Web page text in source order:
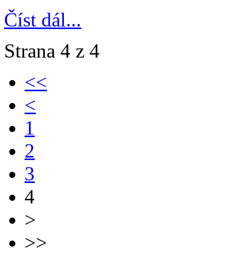
Číst dál...
Strana 4 z 4
<<
<
1
2
3
4
>
>>